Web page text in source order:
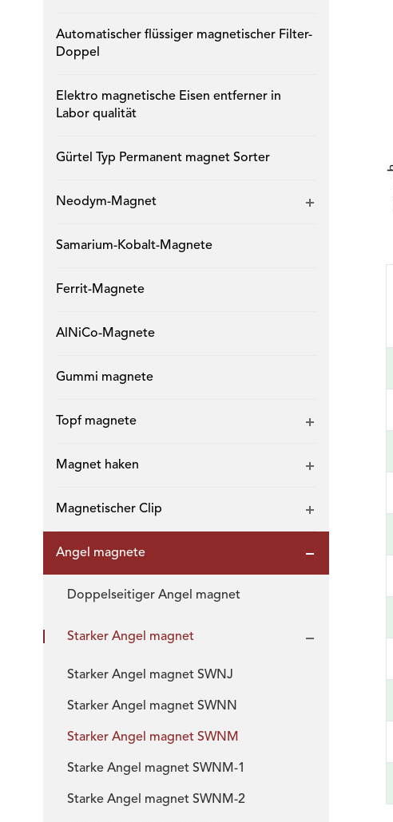
Automatischer flüssiger magnetischer Filter-
Doppel
Elektro magnetische Eisen entferner in
Labor qualität
Gürtel Typ Permanent magnet Sorter
Neodym-Magnet
Samarium-Kobalt-Magnete
Ferrit-Magnete
AlNiCo-Magnete
Gummi magnete
Topf magnete
Magnet haken
Magnetischer Clip
Angel magnete
Doppelseitiger Angel magnet
Starker Angel magnet
Starker Angel magnet SWNJ
Starker Angel magnet SWNN
Starker Angel magnet SWNM
Starke Angel magnet SWNM-1
Starke Angel magnet SWNM-2